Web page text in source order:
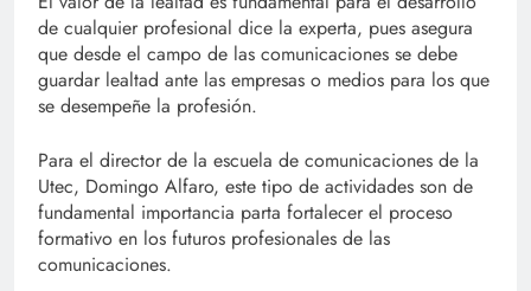
de cualquier profesional dice la experta, pues asegura
que desde el campo de las comunicaciones se debe
guardar lealtad ante las empresas o medios para los que
se desempeñe la profesión.
Para el director de la escuela de comunicaciones de la
Utec, Domingo Alfaro, este tipo de actividades son de
fundamental importancia parta fortalecer el proceso
formativo en los futuros profesionales de las
comunicaciones.